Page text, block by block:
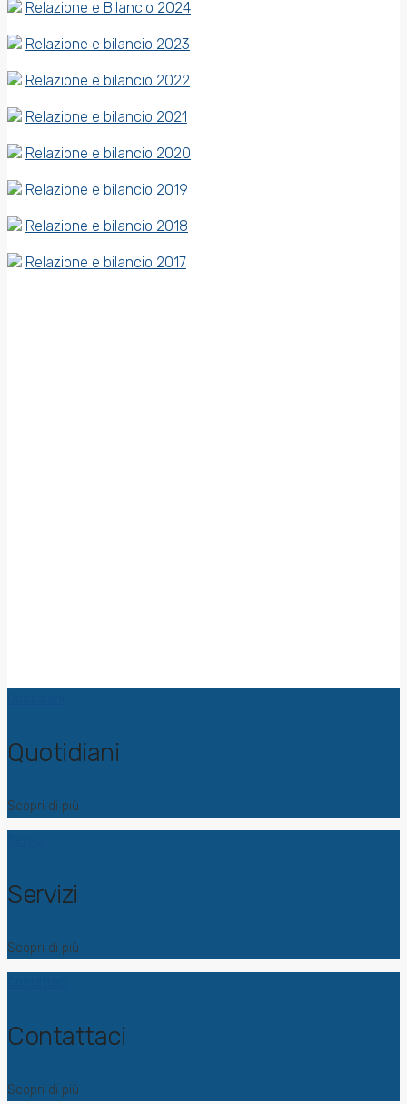
Relazione e Bilancio 2024
Relazione e bilancio 2023
Relazione e bilancio 2022
Relazione e bilancio 2021
Relazione e bilancio 2020
Relazione e bilancio 2019
Relazione e bilancio 2018
Relazione e bilancio 2017
Quotidiani
Scopri di più
Servizi
Scopri di più
Contattaci
Scopri di più